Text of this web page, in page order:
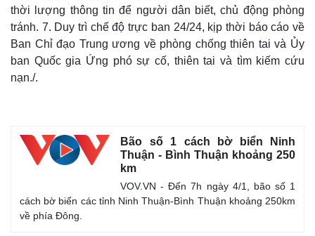
thời lượng thông tin để người dân biết, chủ động phòng
tránh. 7. Duy trì chế độ trực ban 24/24, kịp thời báo cáo về
Ban Chỉ đạo Trung ương về phòng chống thiên tai và Ủy
ban Quốc gia Ứng phó sự cố, thiên tai và tìm kiếm cứu
nạn./.
Bão số 1 cách bờ biển Ninh
Thuận - Bình Thuận khoảng 250
km
VOV.VN - Đến 7h ngày 4/1, bão số 1
cách bờ biển các tỉnh Ninh Thuận-Bình Thuận khoảng 250km
về phía Đông.